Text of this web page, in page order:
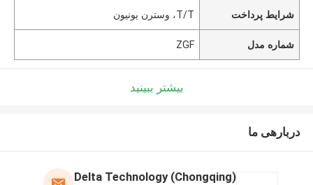
شرایط پرداخت T/T، وسترن یونیون
شماره مدل ZGF
بیشتر ببینید
دربارهی ما
Delta Technology (Chongqing)